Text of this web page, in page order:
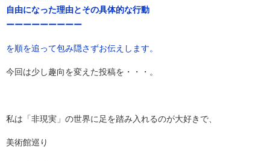
自由になった理由とその具体的な行動
ーーーーーーーーー
を順を追って包み隠さずお伝えします。
今回は少し趣向を変えた投稿を・・・。
私は「非現実」の世界に足を踏み入れるのが大好きで、
美術館巡り